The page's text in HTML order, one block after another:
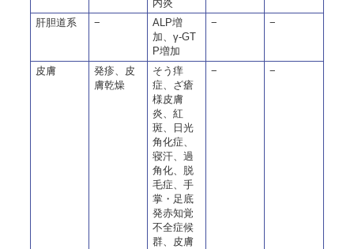
内炎
肝胆道系
−
ALP増
加、γ-GT
P増加
− −
皮膚
発疹、皮
膚乾燥
そう痒
症、ざ瘡
様皮膚
炎、紅
斑、日光
角化症、
寝汗、過
角化、脱
毛症、手
掌・足底
発赤知覚
不全症候
群、皮膚
− −